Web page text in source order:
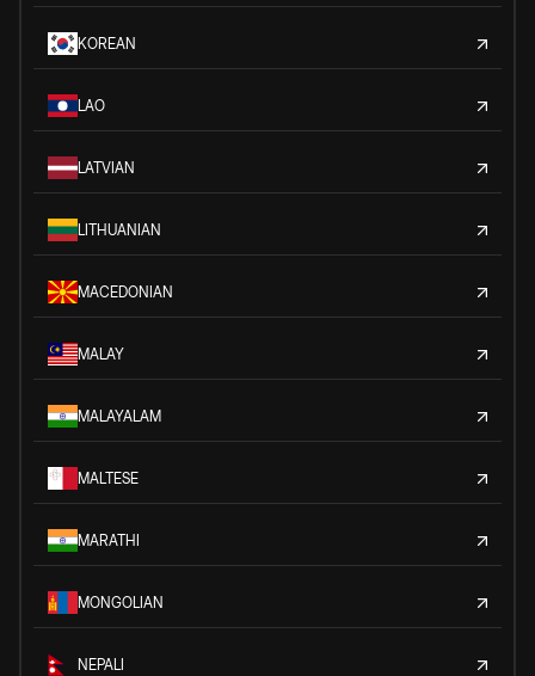
KOREAN
LAO
LATVIAN
LITHUANIAN
MACEDONIAN
MALAY
MALAYALAM
MALTESE
MARATHI
MONGOLIAN
NEPALI